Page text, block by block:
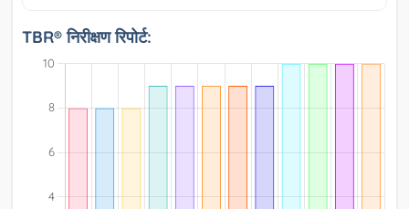
TBR® निरीक्षण रिपोर्ट: